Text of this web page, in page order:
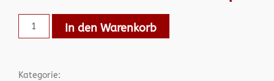
In den Warenkorb
Kategorie: